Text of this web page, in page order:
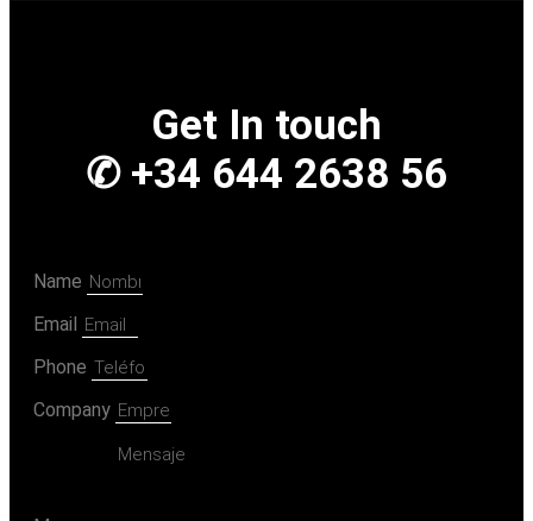
Get In touch
✆ +34 644 2638 56
Name
Email
Phone
Company